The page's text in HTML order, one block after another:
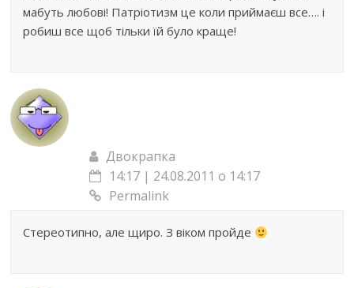
мабуть любові! Патріотизм це коли приймаєш все…. і
робиш все щоб тільки їй було краще!
Двокрапка
14:17 | 24.08.2011 о 14:17
Permalink
Стереотипно, але щиро. З віком пройде